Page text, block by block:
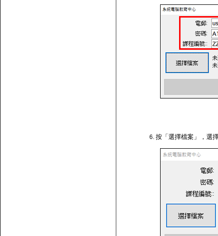
按「選擇檔案」，選